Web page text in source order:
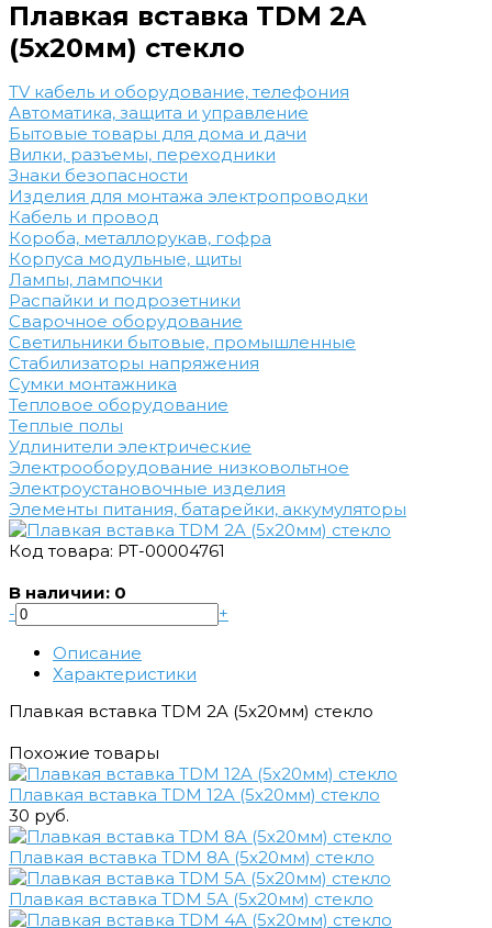
Плавкая вставка TDM 2A
(5х20мм) стекло
TV кабель и оборудование, телефония
Автоматика, защита и управление
Бытовые товары для дома и дачи
Вилки, разъемы, переходники
Знаки безопасности
Изделия для монтажа электропроводки
Кабель и провод
Короба, металлорукав, гофра
Корпуса модульные, щиты
Лампы, лампочки
Распайки и подрозетники
Сварочное оборудование
Светильники бытовые, промышленные
Стабилизаторы напряжения
Сумки монтажника
Тепловое оборудование
Теплые полы
Удлинители электрические
Электрооборудование низковольтное
Электроустановочные изделия
Элементы питания, батарейки, аккумуляторы
Код товара: РТ-00004761
В наличии: 0
-
+
Описание
Характеристики
Плавкая вставка TDM 2A (5х20мм) стекло
Похожие товары
Плавкая вставка TDM 12A (5х20мм) стекло
30 руб.
Плавкая вставка TDM 8A (5х20мм) стекло
Плавкая вставка TDM 5A (5х20мм) стекло